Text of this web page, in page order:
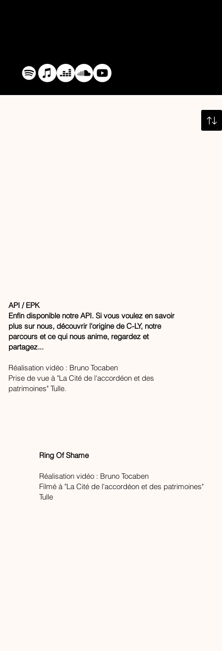
API / EPK
Enfin disponible notre API. Si vous voulez en savoir
plus sur nous, découvrir l'origine de C-LY, notre
parcours et ce qui nous anime, regardez et
partagez...
Réalisation vidéo : Bruno Tocaben
Prise de vue à "La Cité de l'accordéon et des
patrimoines" Tulle.
Ring Of Shame
Réalisation vidéo : Bruno Tocaben
Filmé à "La Cité de l'accordéon et des patrimoines"
Tulle